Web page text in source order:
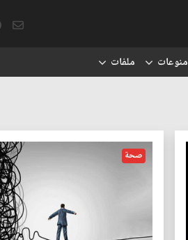
منوعات ملفات
صحة